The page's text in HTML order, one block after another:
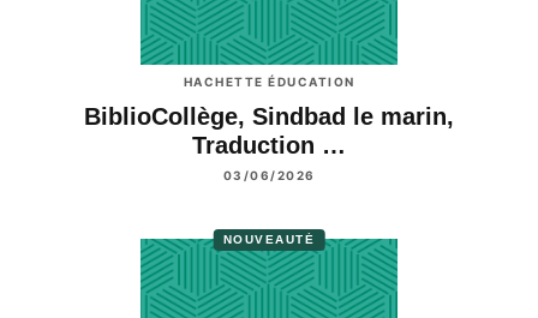
HACHETTE ÉDUCATION
BiblioCollège, Sindbad le marin,
Traduction …
03/06/2026
NOUVEAUTÉ